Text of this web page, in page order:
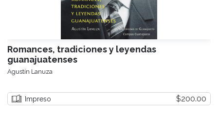
Romances, tradiciones y leyendas
guanajuatenses
Agustín Lanuza
Impreso $200.00